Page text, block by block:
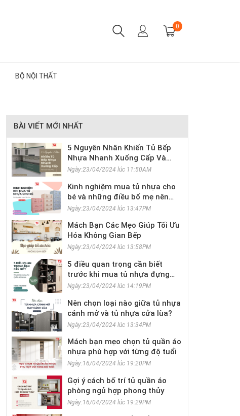
0
BỘ NỘI THẤT
BÀI VIẾT MỚI NHẤT
5 Nguyên Nhân Khiến Tủ Bếp
Nhựa Nhanh Xuống Cấp Và
Cách Khắc Phục
Ngày:23/04/2024 lúc 11:50AM
Kinh nghiệm mua tủ nhựa cho
bé và những điều bố mẹ nên
cân nhắc
Ngày:23/04/2024 lúc 13:47PM
Mách Bạn Các Mẹo Giúp Tối Ưu
Hóa Không Gian Bếp
Ngày:23/04/2024 lúc 13:58PM
5 điều quan trọng cần biết
trước khi mua tủ nhựa đựng
quần áo
Ngày:23/04/2024 lúc 14:19PM
Nên chọn loại nào giữa tủ nhựa
cánh mở và tủ nhựa cửa lùa?
Ngày:23/04/2024 lúc 13:34PM
Mách bạn mẹo chọn tủ quần áo
nhựa phù hợp với từng độ tuổi
Ngày:16/04/2024 lúc 19:20PM
Gợi ý cách bố trí tủ quần áo
phòng ngủ hợp phong thủy
Ngày:16/04/2024 lúc 19:29PM